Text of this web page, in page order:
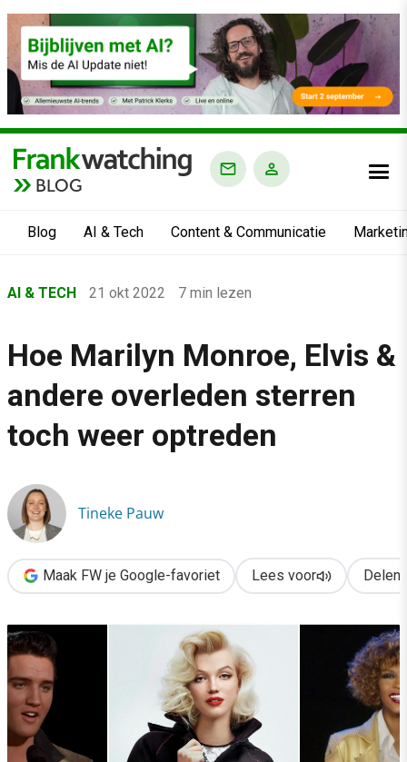
BLOG
Blog AI & Tech Content & Communicatie
›
›
AI & Tech
›
Hoe Marilyn Monroe, Elvis & andere overleden sterren toch
AI & TECH 21 okt 2022 7 min lezen
Hoe Marilyn Monroe, Elvis &
andere overleden sterren
toch weer optreden
Tineke Pauw
Maak FW je Google-favoriet Lees voor Delen